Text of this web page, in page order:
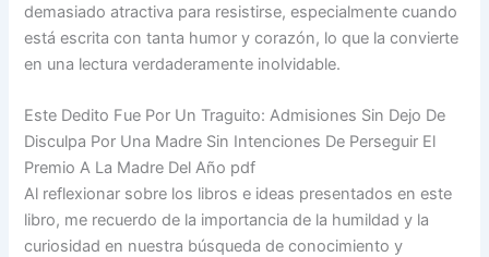
demasiado atractiva para resistirse, especialmente cuando
está escrita con tanta humor y corazón, lo que la convierte
en una lectura verdaderamente inolvidable.
Este Dedito Fue Por Un Traguito: Admisiones Sin Dejo De
Disculpa Por Una Madre Sin Intenciones De Perseguir El
Premio A La Madre Del Año pdf
Al reflexionar sobre los libros e ideas presentados en este
libro, me recuerdo de la importancia de la humildad y la
curiosidad en nuestra búsqueda de conocimiento y